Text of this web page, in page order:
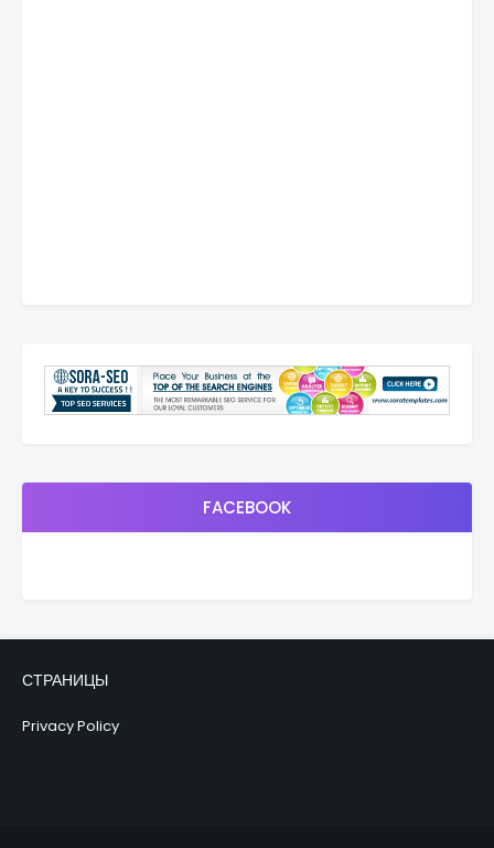
FACEBOOK
СТРАНИЦЫ
Privacy Policy